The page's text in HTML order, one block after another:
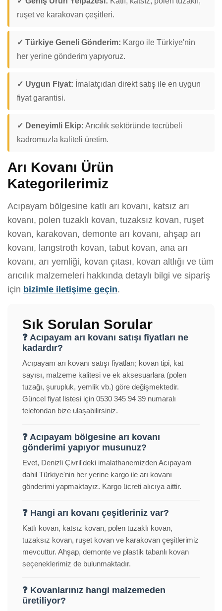
ruşet ve karakovan çeşitleri.
✓ Türkiye Geneli Gönderim: Kargo ile Türkiye'nin
her yerine gönderim yapıyoruz.
✓ Uygun Fiyat: İmalatçıdan direkt satış ile en uygun
fiyat garantisi.
✓ Deneyimli Ekip: Arıcılık sektöründe tecrübeli
kadromuzla kaliteli üretim.
Arı Kovanı Ürün
Kategorilerimiz
Acıpayam bölgesine katlı arı kovanı, katsız arı
kovanı, polen tuzaklı kovan, tuzaksız kovan, ruşet
kovan, karakovan, demonte arı kovanı, ahşap arı
kovanı, langstroth kovan, tabut kovan, ana arı
kovanı, arı yemliği, kovan çıtası, kovan altlığı ve tüm
arıcılık malzemeleri hakkında detaylı bilgi ve sipariş
için bizimle iletişime geçin.
Sık Sorulan Sorular
❓ Acıpayam arı kovanı satışı fiyatları ne
kadardır?
Acıpayam arı kovanı satışı fiyatları; kovan tipi, kat
sayısı, malzeme kalitesi ve ek aksesuarlara (polen
tuzağı, şurupluk, yemlik vb.) göre değişmektedir.
Güncel fiyat listesi için 0530 345 94 39 numaralı
telefondan bize ulaşabilirsiniz.
❓ Acıpayam bölgesine arı kovanı
gönderimi yapıyor musunuz?
Evet, Denizli Çivril'deki imalathanemizden Acıpayam
dahil Türkiye'nin her yerine kargo ile arı kovanı
gönderimi yapmaktayız. Kargo ücreti alıcıya aittir.
❓ Hangi arı kovanı çeşitleriniz var?
Katlı kovan, katsız kovan, polen tuzaklı kovan,
tuzaksız kovan, ruşet kovan ve karakovan çeşitlerimiz
mevcuttur. Ahşap, demonte ve plastik tabanlı kovan
seçeneklerimiz de bulunmaktadır.
❓ Kovanlarınız hangi malzemeden
üretiliyor?